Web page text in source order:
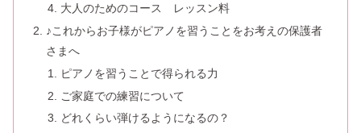
大人のためのコース レッスン料
♪これからお子様がピアノを習うことをお考えの保護者
さまへ
ピアノを習うことで得られる力
ご家庭での練習について
どれくらい弾けるようになるの？